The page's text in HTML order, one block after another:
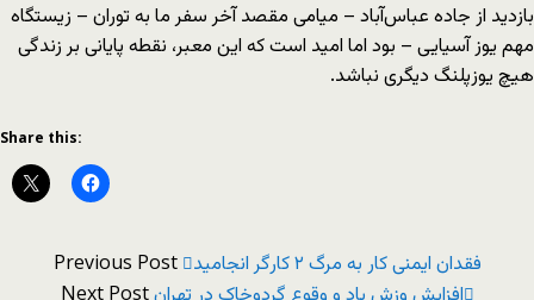
بازدید از جاده عباس‌آباد – میامی مقصد آخر سفر ما به توران – زیستگاه
مهم یوز آسیایی – بود اما امید است که این معبر، نقطه پایانی بر زندگی
هیچ یوزپلنگ دیگری نباشد.
Share this:
Previous Post فقدان ایمنی کار به مرگ ۲ کارگر انجامید
Next Post